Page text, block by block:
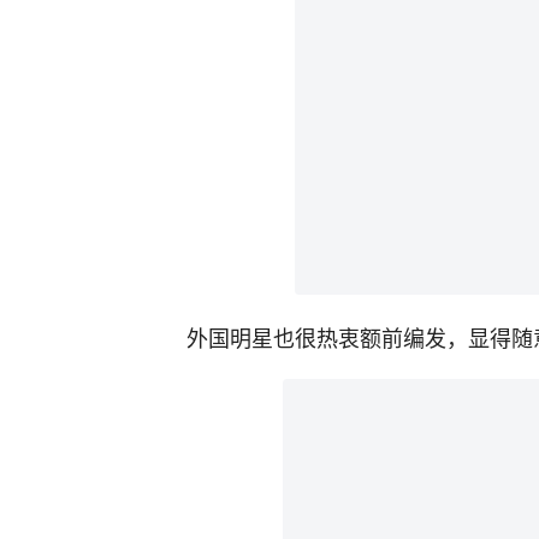
外国明星也很热衷额前编发，显得随